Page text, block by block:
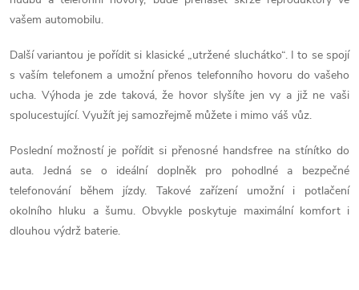
c
í
p
r
v
k
y
v
vašem automobilu.
Další variantou je pořídit si klasické „utržené sluchátko“. I to se spojí
s vaším telefonem a umožní přenos telefonního hovoru do vašeho
ucha. Výhoda je zde taková, že hovor slyšíte jen vy a již ne vaši
spolucestující. Využít jej samozřejmě můžete i mimo váš vůz.
Poslední možností je pořídit si přenosné handsfree na stínítko do
auta. Jedná se o ideální doplněk pro pohodlné a bezpečné
telefonování během jízdy. Takové zařízení umožní i potlačení
okolního hluku a šumu. Obvykle poskytuje maximální komfort i
dlouhou výdrž baterie.